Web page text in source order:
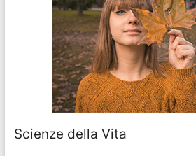
Scienze della Vita